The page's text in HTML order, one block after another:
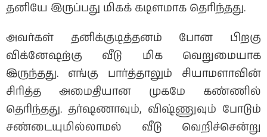
தனியே இருப்பது மிகக் கடிளமாக தெரிந்தது.
அவர்கள் தனிக்குடித்தனம் போன பிறகு
விக்னேஷற்கு வீடு மிக வெறுமையாக
இருந்தது. எங்கு பார்த்தாலும் சியாமளாவின்
சிரித்த அமைதியான முகமே கண்ணில்
தெரிந்தது. தர்ஷணாவும், விஷ்ணுவும் போடும்
சண்டையுமில்லாமல் வீடு வெறிச்சென்று